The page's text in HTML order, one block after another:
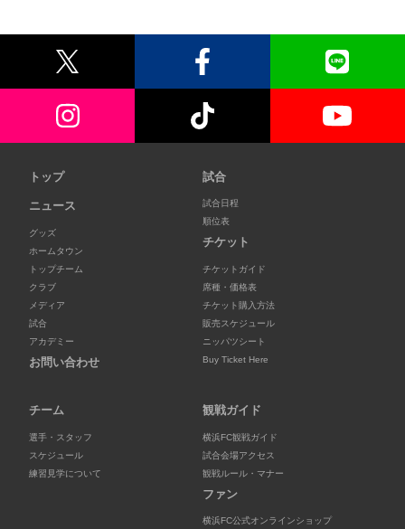
トップ
ニュース
グッズ
ホームタウン
トップチーム
クラブ
メディア
試合
アカデミー
お問い合わせ
試合
試合日程
順位表
チケット
チケットガイド
席種・価格表
チケット購入方法
販売スケジュール
ニッパツシート
Buy Ticket Here
チーム
選手・スタッフ
スケジュール
練習見学について
観戦ガイド
横浜FC観戦ガイド
試合会場アクセス
観戦ルール・マナー
ファン
横浜FC公式オンラインショップ